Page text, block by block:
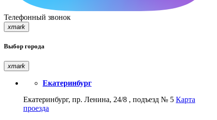
Телефонный звонок
xmark
Выбор города
xmark
Екатеринбург
Екатеринбург, пр. Ленина, 24/8 , подъезд № 5 Карта
проезда